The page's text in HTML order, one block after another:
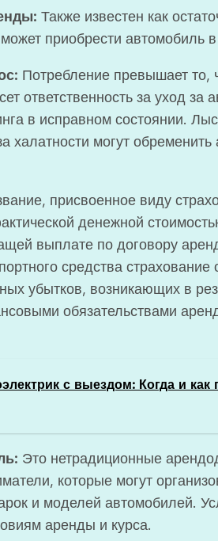
Также известен как
приобрести автомобиль
Потребление превышает то,
ответственность за уход за
в исправном состоянии.
халатности могут
присвоенное виду
денежной
выплате по договору
средства
убытков, возникающих в
обязательствами
с выездом: Когда и
Это нетрадиционные
которые могут
и моделей автомобилей.
аренды и курса.